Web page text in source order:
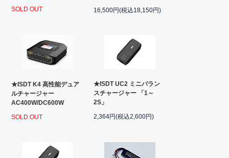
SOLD OUT
16,500円(税込18,150円)
★ISDT K4 高性能デュア
ルチャージャー
AC400W/DC600W
SOLD OUT
★ISDT UC2 ミニバラン
スチャージャー 「1～
2S」
2,364円(税込2,600円)